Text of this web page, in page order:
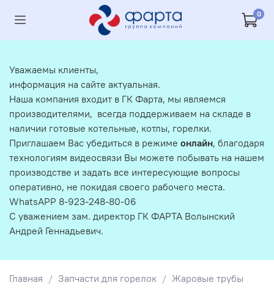
0
Главная Запчасти для горелок Жаровые трубы
Уважаемы клиенты,
информация на сайте актуальная.
Наша компания входит в ГК Фарта, мы являемся
производителями, всегда поддерживаем на складе в
наличии готовые котельные, котлы, горелки.
Приглашаем Вас убедиться в режиме онлайн, благодаря
технологиям видеосвязи Вы можете побывать на нашем
производстве и задать все интересующие вопросы
оперативно, не покидая своего рабочего места.
WhatsAPP 8-923-248-80-06
С уважением зам. директор ГК ФАРТА Волынский
Андрей Геннадьевич.